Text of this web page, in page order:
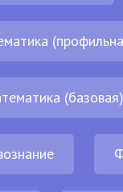
(базовая)